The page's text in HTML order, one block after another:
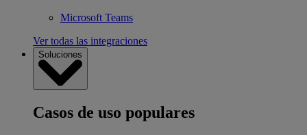
Microsoft Teams
Ver todas las integraciones
Soluciones
Casos de uso populares